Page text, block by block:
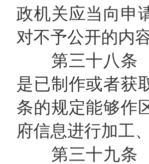
政机关应当向申
对不予公开的内
第三十八条
是已制作或者获
条的规定能够作
府信息进行加工
第三十九条